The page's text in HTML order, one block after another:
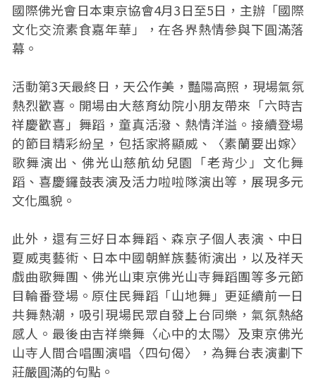
國際佛光會日本東京協會4月3日至5日，主辦「國際
文化交流素食嘉年華」，在各界熱情參與下圓滿落
幕。
活動第3天最終日，天公作美，豔陽高照，現場氣氛
熱烈歡喜。開場由大慈育幼院小朋友帶來「六時吉
祥慶歡喜」舞蹈，童真活潑、熱情洋溢。接續登場
的節目精彩紛呈，包括家將顯威、〈素蘭要出嫁〉
歌舞演出、佛光山慈航幼兒園「老背少」文化舞
蹈、喜慶鑼鼓表演及活力啦啦隊演出等，展現多元
文化風貌。
此外，還有三好日本舞蹈、森京子個人表演、中日
夏威夷藝術、日本中國朝鮮族藝術演出，以及祥天
戲曲歌舞團、佛光山東京佛光山寺舞蹈團等多元節
目輪番登場。原住民舞蹈「山地舞」更延續前一日
共舞熱潮，吸引現場民眾自發上台同樂，氣氛熱絡
感人。最後由吉祥樂舞〈心中的太陽〉及東京佛光
山寺人間合唱團演唱〈四句偈〉，為舞台表演劃下
莊嚴圓滿的句點。